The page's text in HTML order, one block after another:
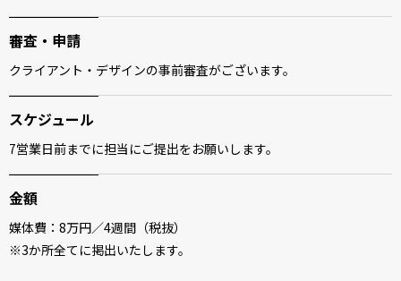
審査・申請
クライアント・デザインの事前審査がございます。
スケジュール
7営業日前までに担当にご提出をお願いします。
金額
媒体費：8万円／4週間（税抜）
※3か所全てに掲出いたします。